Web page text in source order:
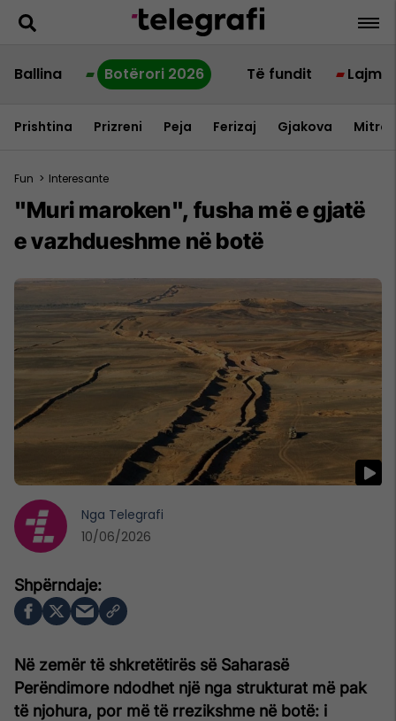
Ballina Botërori 2026 Të fundit Lajme
Prishtina Prizreni Peja Ferizaj Gjakova
Fun > Interesante
"Muri maroken", fusha më e gjatë
e vazhdueshme në botë
Në zemër të shkretëtirës së Saharasë
Perëndimore ndodhet një nga strukturat më pak
të njohura, por më të rrezikshme në botë: i
Nga Telegrafi
10/06/2026